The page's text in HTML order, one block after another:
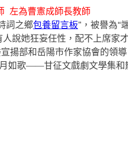
左為曹憲成師長教師
詞之鄉包養留言板”，被譽為“
說她狂妄任性，配不上席家
揚部和岳陽市作家協會的領
如歌——甘征文戲劇文學集